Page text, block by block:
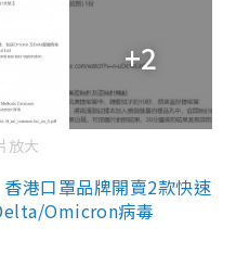
+2
放大
港口罩品牌開賣2款快速
Omicron病毒